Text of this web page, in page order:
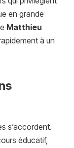
en grande
Matthieu
à un
s’accordent.
éducatif,